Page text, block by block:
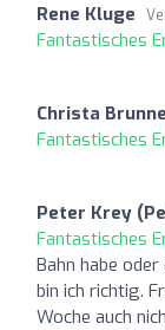
Rene Kluge
Fantastisches
Christa
Fantastisches
Peter Krey
Fantastisches
Bahn habe
bin ich richtig.
Woche auch